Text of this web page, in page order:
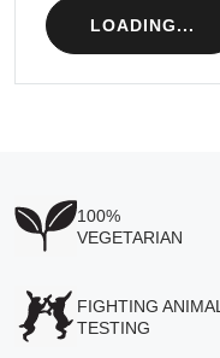
LOADING...
100%
VEGETARIAN
FIGHTING ANIMAL
TESTING